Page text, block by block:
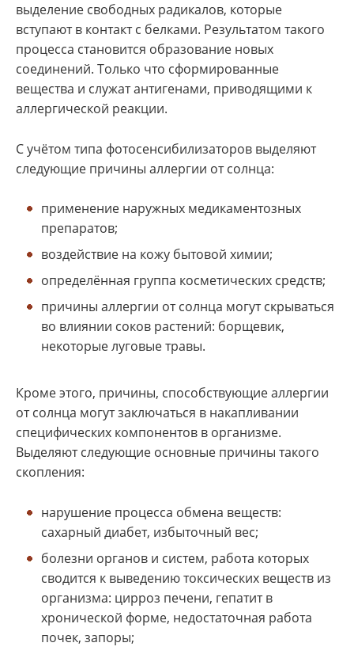
выделение свободных радикалов, которые
вступают в контакт с белками. Результатом такого
процесса становится образование новых
соединений. Только что сформированные
вещества и служат антигенами, приводящими к
аллергической реакции.
С учётом типа фотосенсибилизаторов выделяют
следующие причины аллергии от солнца:
применение наружных медикаментозных
препаратов;
воздействие на кожу бытовой химии;
определённая группа косметических средств;
причины аллергии от солнца могут скрываться
во влиянии соков растений: борщевик,
некоторые луговые травы.
Кроме этого, причины, способствующие аллергии
от солнца могут заключаться в накапливании
специфических компонентов в организме.
Выделяют следующие основные причины такого
скопления:
нарушение процесса обмена веществ:
сахарный диабет, избыточный вес;
болезни органов и систем, работа которых
сводится к выведению токсических веществ из
организма: цирроз печени, гепатит в
хронической форме, недостаточная работа
почек, запоры;